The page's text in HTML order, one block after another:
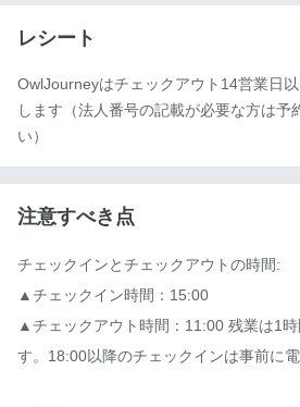
レシート
OwlJourneyはチェックアウト14営業日
します（法人番号の記載が必要な方は予
い）
注意すべき点
チェックインとチェックアウトの時間:
▲チェックイン時間：15:00
▲チェックアウト時間：11:00 残業は1
す。18:00以降のチェックインは事前に